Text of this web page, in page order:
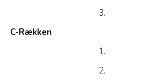
3.
C-Rækken
1.
2.